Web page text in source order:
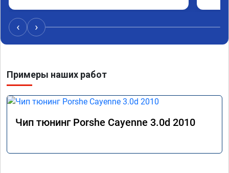
‹ ›
Примеры наших работ
Чип тюнинг Porshe Cayenne 3.0d 2010